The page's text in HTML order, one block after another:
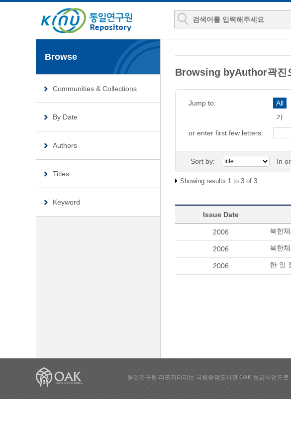
Browse
Communities & Collections
By Date
Authors
Titles
Keyword
Browsing byAuthor곽진
Jump to: All
가
or enter first few letters:
Sort by: In
Showing results 1 to 3 of 3
Issue Date
2006 북한
2006 북한
2006 한·일
통일연구원 리포지터리는 국립중앙도서관 OAK 보급사업으로